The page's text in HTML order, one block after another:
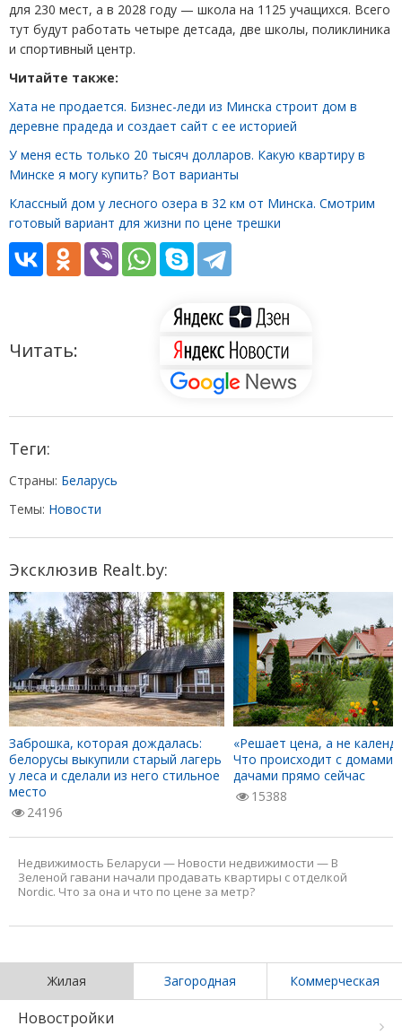
для 230 мест, а в 2028 году — школа на 1125 учащихся. Всего
тут будут работать четыре детсада, две школы, поликлиника
и спортивный центр.
Читайте также:
Хата не продается. Бизнес-леди из Минска строит дом в
деревне прадеда и создает сайт с ее историей
У меня есть только 20 тысяч долларов. Какую квартиру в
Минске я могу купить? Вот варианты
Классный дом у лесного озера в 32 км от Минска. Смотрим
готовый вариант для жизни по цене трешки
Читать:
Теги:
Страны: Беларусь
Темы: Новости
Эксклюзив Realt.by:
Заброшка, которая дождалась:
белорусы выкупили старый лагерь
у леса и сделали из него стильное
место
24196
«Решает цена, а не
Что происходит с домами
дачами прямо сейчас
15388
Недвижимость Беларуси — Новости недвижимости — В
Зеленой гавани начали продавать квартиры с отделкой
Nordic. Что за она и что по цене за метр?
Жилая Загородная Коммерческая
Новостройки